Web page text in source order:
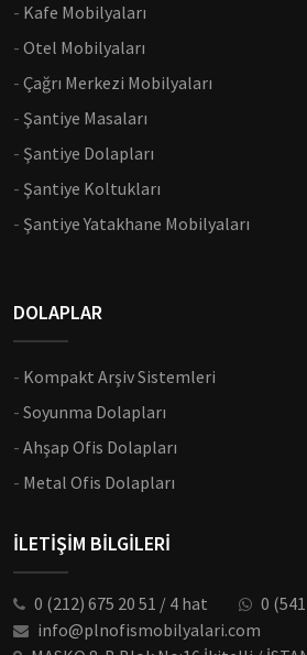
- Kafe Mobilyaları
- Otel Mobilyaları
- Çağrı Merkezi Mobilyaları
- Şantiye Masaları
- Şantiye Dolapları
- Şantiye Koltukları
- Şantiye Yatakhane Mobilyaları
DOLAPLAR
- Kompakt Arşiv Sistemleri
- Soyunma Dolapları
- Ahşap Ofis Dolapları
- Metal Ofis Dolapları
İLETİŞİM BİLGİLERİ
0 (212) 675 20 51 / 4 hat
0
info@plnofismobilyalari.com